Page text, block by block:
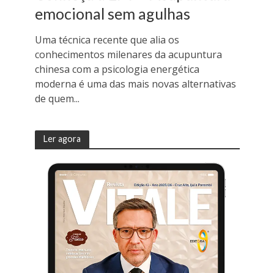
emocional sem agulhas
Uma técnica recente que alia os
conhecimentos milenares da acupuntura
chinesa com a psicologia energética
moderna é uma das mais novas alternativas
de quem...
Ler agora